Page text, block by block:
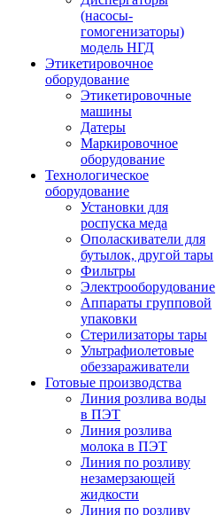
(насосы-
гомогенизаторы)
модель НГД
Этикетировочное
оборудование
Этикетировочные
машины
Датеры
Маркировочное
оборудование
Технологическое
оборудование
Установки для
роспуска меда
Ополаскиватели для
бутылок, другой тары
Фильтры
Электрооборудование
Аппараты групповой
упаковки
Стерилизаторы тары
Ультрафиолетовые
обеззараживатели
Готовые производства
Линия розлива воды
в ПЭТ
Линия розлива
молока в ПЭТ
Линия по розливу
незамерзающей
жидкости
Линия по розливу